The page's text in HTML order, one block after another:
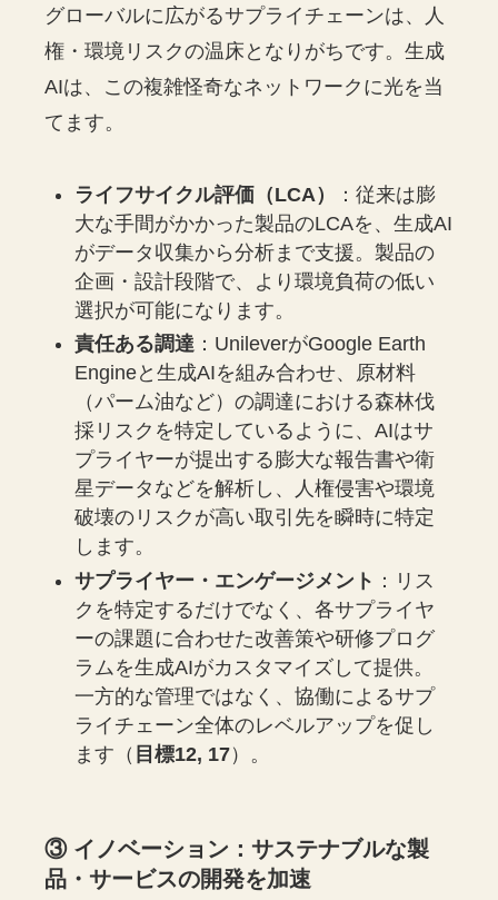
グローバルに広がるサプライチェーンは、人
権・環境リスクの温床となりがちです。生成
AIは、この複雑怪奇なネットワークに光を当
てます。
ライフサイクル評価（LCA）
：従来は膨
大な手間がかかった製品のLCAを、生成AI
がデータ収集から分析まで支援。製品の
企画・設計段階で、より環境負荷の低い
選択が可能になります。
責任ある調達 ：UnileverがGoogle Earth
Engineと生成AIを組み合わせ、原材料
（パーム油など）の調達における森林伐
採リスクを特定しているように、AIはサ
プライヤーが提出する膨大な報告書や衛
星データなどを解析し、人権侵害や環境
破壊のリスクが高い取引先を瞬時に特定
します。
サプライヤー・エンゲージメント ：リス
クを特定するだけでなく、各サプライヤ
ーの課題に合わせた改善策や研修プログ
ラムを生成AIがカスタマイズして提供。
一方的な管理ではなく、協働によるサプ
ライチェーン全体のレベルアップを促し
ます（ 目標12, 17）。
③ イノベーション：サステナブルな製
品・サービスの開発を加速